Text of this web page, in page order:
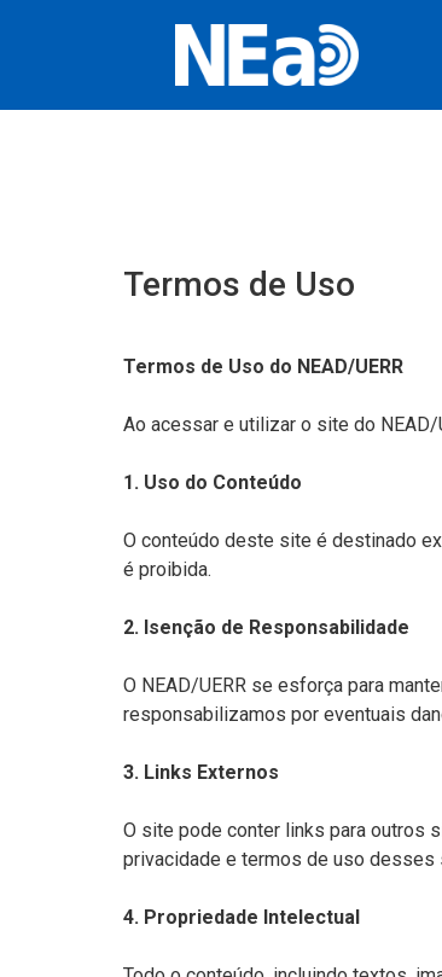
Termos de Uso
Termos de Uso do NEAD/UERR
Ao acessar e utilizar o site do
1. Uso do Conteúdo
O conteúdo deste site é destinado
é proibida.
2. Isenção de Responsabilidade
O NEAD/UERR se esforça para
responsabilizamos por eventuais
3. Links Externos
O site pode conter links para outros
privacidade e termos de uso desses
4. Propriedade Intelectual